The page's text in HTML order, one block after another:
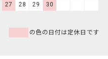
27
28 29 30
の色の日付は定休日です